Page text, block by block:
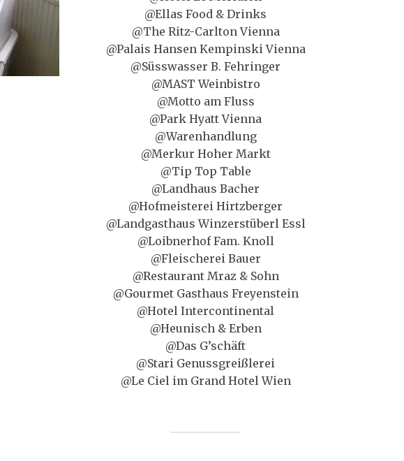
@Ellas Food & Drinks
@The Ritz-Carlton Vienna
@Palais Hansen Kempinski Vienna
@Süsswasser B. Fehringer
@MAST Weinbistro
@Motto am Fluss
@Park Hyatt Vienna
@Warenhandlung
@Merkur Hoher Markt
@Tip Top Table
@Landhaus Bacher
@Hofmeisterei Hirtzberger
@Landgasthaus Winzerstüberl Essl
@Loibnerhof Fam. Knoll
@Fleischerei Bauer
@Restaurant Mraz & Sohn
@Gourmet Gasthaus Freyenstein
@Hotel Intercontinental
@Heunisch & Erben
@Das G’schäft
@Stari Genussgreißlerei
@Le Ciel im Grand Hotel Wien